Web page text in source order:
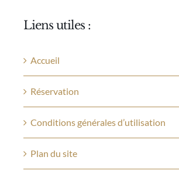
Liens utiles :
Accueil
Réservation
Conditions générales d’utilisation
Plan du site